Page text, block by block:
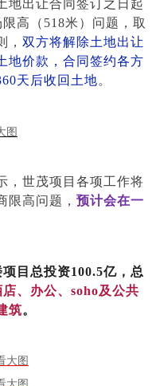
地出让合同签订之日起
高（518米）问题，取
， 双方将解除土地出让
地价款，合同签约各方
天后收回土地。
，世茂项目各项工作将
限高问题， 预计会在一
目总投资100.5亿，总
、办公、soho及公共
筑。